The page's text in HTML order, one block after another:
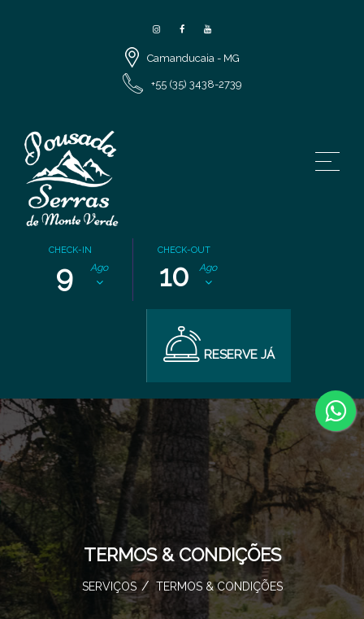
Camanducaia - MG
+55 (35) 3438-2739
CHECK-IN
9 Ago
CHECK-OUT
10 Ago
RESERVE JÁ
TERMOS & CONDIÇÕES
SERVIÇOS TERMOS & CONDIÇÕES